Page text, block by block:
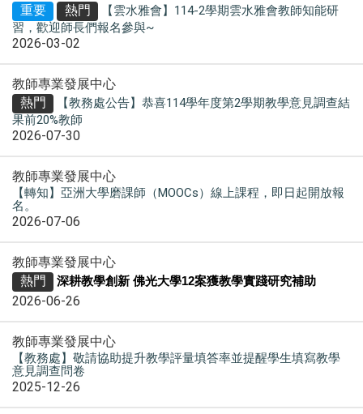
重要
熱門
【雲水雅會】114-2學期雲水雅會教師知能研
習，歡迎師長們報名參與~
2026-03-02
教師專業發展中心
熱門
【教務處公告】恭喜114學年度第2學期教學意見調查結
果前20%教師
2026-07-30
教師專業發展中心
【轉知】亞洲大學磨課師（MOOCs）線上課程，即日起開放報
名。
2026-07-06
教師專業發展中心
熱門
深耕教學創新 佛光大學12案獲教學實踐研究補助
2026-06-26
教師專業發展中心
【教務處】敬請協助提升教學評量填答率並提醒學生填寫教學
意見調查問卷
2025-12-26